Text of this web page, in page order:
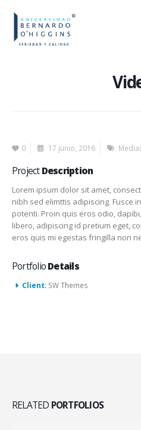
0 17 junio, 2016
ProjectDescription
Lorem ipsum dolor sit amet,
nibh sed elimttis adipiscing. Fusce
potenti. Proin quis eros odio,
libero, adipiscing id pretium eget,
eros quis mi egestas fringilla non
PortfolioDetails
Client: SW Themes
RELATED PORTFOLIOS